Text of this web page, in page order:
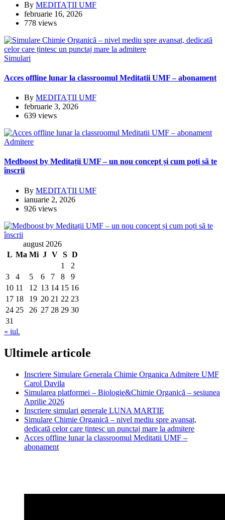
By MEDITAȚII UMF
februarie 16, 2026
778 views
Simulari
Acces offline lunar la classroomul Meditatii UMF – abonament
By MEDITAȚII UMF
februarie 3, 2026
639 views
Admitere
Medboost by Meditații UMF – un nou concept și cum poți să te
înscrii
By MEDITAȚII UMF
ianuarie 2, 2026
926 views
august 2026
L Ma Mi J V S D
1
2
3
4 5 6 7 8
9
10 11 12 13 14 15 16
17 18 19 20 21 22 23
24 25 26 27 28 29 30
31
« iul.
Ultimele articole
Inscriere Simulare Generala Chimie Organica Admitere UMF
Carol Davila
Simularea platformei – Biologie&Chimie Organică – sesiunea
Aprilie 2026
Inscriere simulari generale LUNA MARTIE
Simulare Chimie Organică – nivel mediu spre avansat,
dedicată celor care țintesc un punctaj mare la admitere
Acces offline lunar la classroomul Meditatii UMF –
abonament